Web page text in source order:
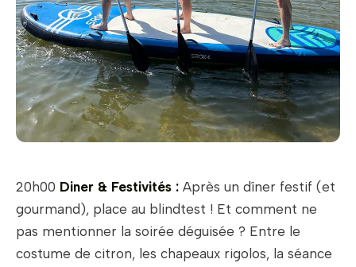
20h00 Diner & Festivités : Après un dîner festif (et
gourmand), place au blindtest ! Et comment ne
pas mentionner la soirée déguisée ? Entre le
costume de citron, les chapeaux rigolos, la séance